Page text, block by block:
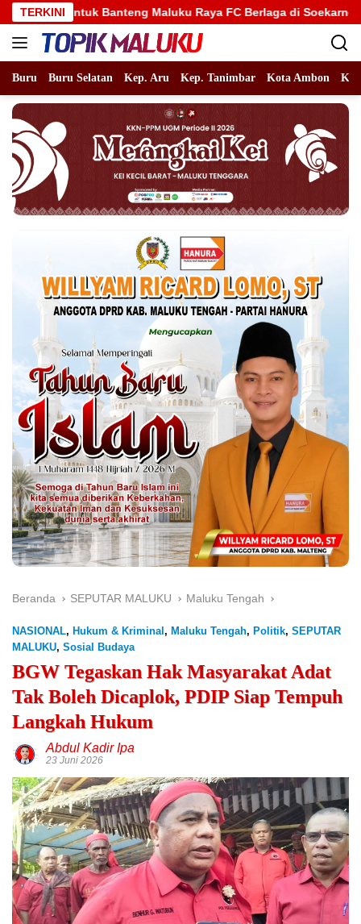
Langsung
ke
konten
TERKINIMaluku Raya FC Berlaga di Soekarno Cup U-17 Nasional
Buru Buru Selatan Kep. Aru Kep. Tanimbar Kota Ambon
Beranda SEPUTAR MALUKU Maluku Tengah
NASIONAL, Hukum & Kriminal , Maluku Tengah, Politik, SEPUTAR
MALUKU, Sosial Budaya
BGW Tegaskan Hak Masyarakat Adat
Tak Boleh Dicaplok, PDIP Siap Tempuh
Langkah Hukum
Abdul Kadir Ipa
23 Juni 2026